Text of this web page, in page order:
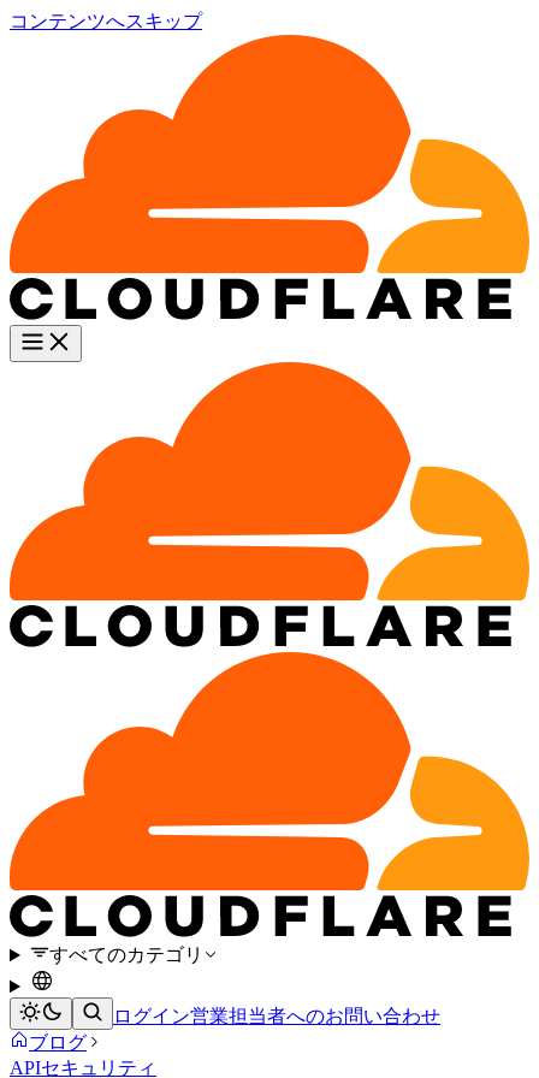
コンテンツへスキップ
すべてのカテゴリ
ログイン営業担当者へのお問い合わせ
ブログ
APIセキュリティ